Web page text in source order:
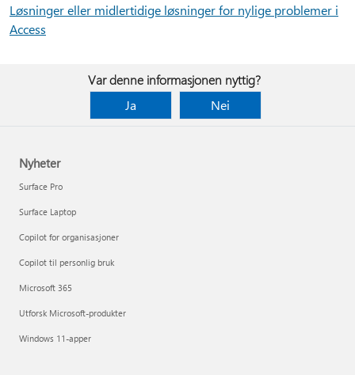
Løsninger eller midlertidige løsninger for nylige problemer i
Access
Var denne informasjonen nyttig?
Ja
Nei
Nyheter
Surface Pro
Surface Laptop
Copilot for organisasjoner
Copilot til personlig bruk
Microsoft 365
Utforsk Microsoft-produkter
Windows 11-apper